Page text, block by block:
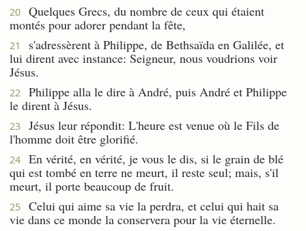
20
Quelques Grecs, du nombre de ceux qui étaient
montés pour adorer pendant la fête,
21
s'adressèrent à Philippe, de Bethsaïda en Galilée, et
lui dirent avec instance: Seigneur, nous voudrions voir
Jésus.
22
Philippe alla le dire à André, puis André et Philippe
le dirent à Jésus.
23
Jésus leur répondit: L'heure est venue où le Fils de
l'homme doit être glorifié.
24
En vérité, en vérité, je vous le dis, si le grain de blé
qui est tombé en terre ne meurt, il reste seul; mais, s'il
meurt, il porte beaucoup de fruit.
25
Celui qui aime sa vie la perdra, et celui qui hait sa
vie dans ce monde la conservera pour la vie éternelle.